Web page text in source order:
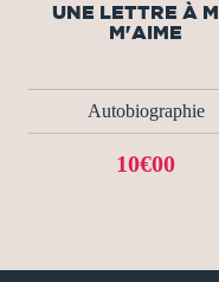
UNE LETTRE À
M'AIME
Autobiographie
10€00